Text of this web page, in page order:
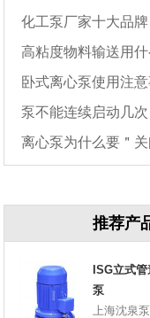
化工泵厂家十大品牌
高粘度物料输送用
卧式离心泵使用注
泵不能连续启动几
离心泵为什么要＂
推荐产
ISG立式
泵
上海沈泉